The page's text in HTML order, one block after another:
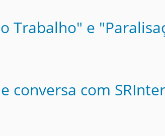
Trabalho" e
conversa com